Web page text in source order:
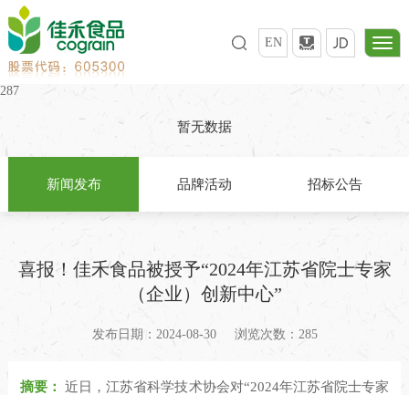
EN
287
暂无数据
新闻发布 品牌活动 招标公告
喜报！佳禾食品被授予“2024年江苏省院士专家
（企业）创新中心”
发布日期：2024-08-30 浏览次数：285
摘要：
近日，江苏省科学技术协会对“2024年江苏省院士专家